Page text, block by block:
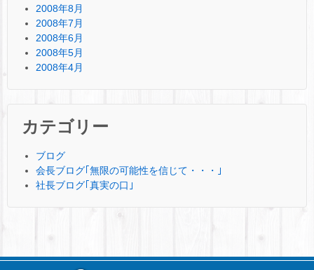
2008年8月
2008年7月
2008年6月
2008年5月
2008年4月
カテゴリー
ブログ
会長ブログ｢無限の可能性を信じて・・・｣
社長ブログ｢真実の口｣